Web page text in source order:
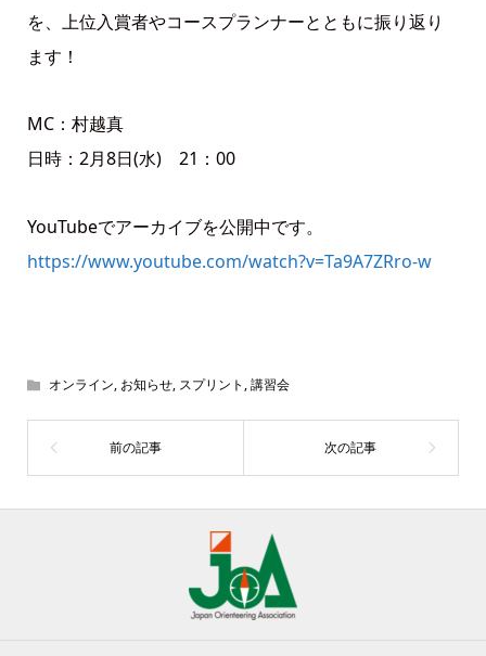
を、上位入賞者やコースプランナーとともに振り返り
ます！
MC：村越真
日時：2月8日(水) 21：00
YouTubeでアーカイブを公開中です。
https://www.youtube.com/watch?v=Ta9A7ZRro-w
オンライン, お知らせ, スプリント ,講習会